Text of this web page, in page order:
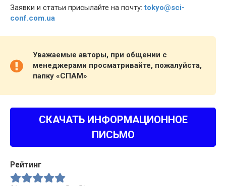
Заявки и статьи присылайте на почту:tokyo@sci-
conf.com.ua
Уважаемые авторы, при общении с
менеджерами просматривайте, пожалуйста,
папку «СПАМ»
СКАЧАТЬ ИНФОРМАЦИОННОЕ
ПИСЬМО
Рейтинг